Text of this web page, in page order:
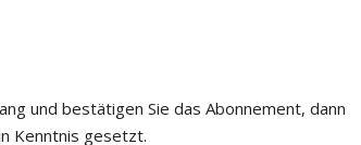
und bestätigen Sie das Abonnement, dann
Kenntnis gesetzt.